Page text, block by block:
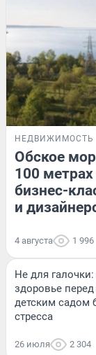
НЕДВИЖИМОСТЬ
Обское
100
бизнес-
и
4 августа 1 996
Не для
здоровье
детским садом
стресса
26 июля 2 304